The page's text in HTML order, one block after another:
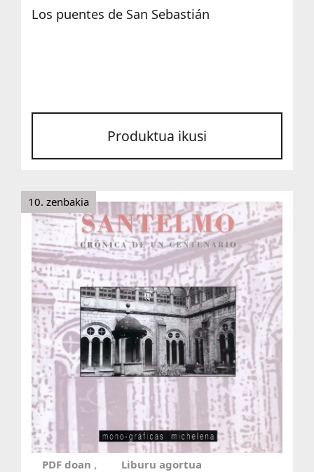
Los puentes de San Sebastián
Produktua ikusi
10. zenbakia
PDF doan Liburu agortua